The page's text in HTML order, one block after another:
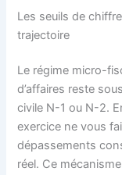
Les seuils de
trajectoire
Le régime micro-
d’affaires reste
civile N-1 ou N-2.
exercice ne vous
dépassements
réel. Ce